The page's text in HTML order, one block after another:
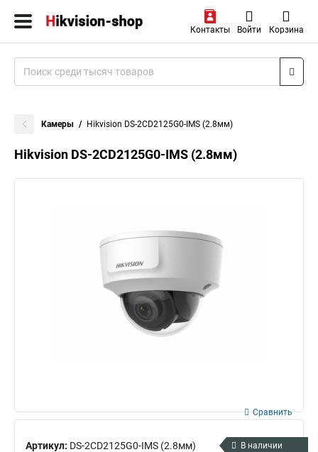
Контакты Войти Корзина
Камеры Hikvision DS-2CD2125G0-IMS (2.8мм)
Hikvision DS-2CD2125G0-IMS (2.8мм)
Артикул: DS-2CD2125G0-IMS (2.8мм)
Сравнить
В наличии